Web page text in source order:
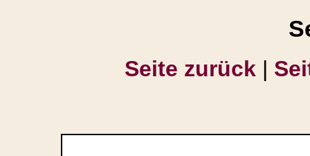
Seite zurück |